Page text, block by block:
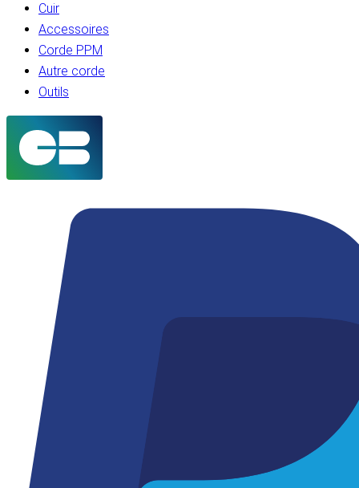
Cuir
Accessoires
Corde PPM
Autre corde
Outils